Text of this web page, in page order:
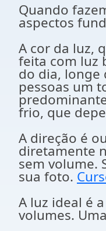
Quando
aspectos
A cor da luz,
feita com luz
do dia, longe
pessoas um
frio, que
A direção é
diretamente
sem volume.
sua foto.
A luz ideal é
volumes.